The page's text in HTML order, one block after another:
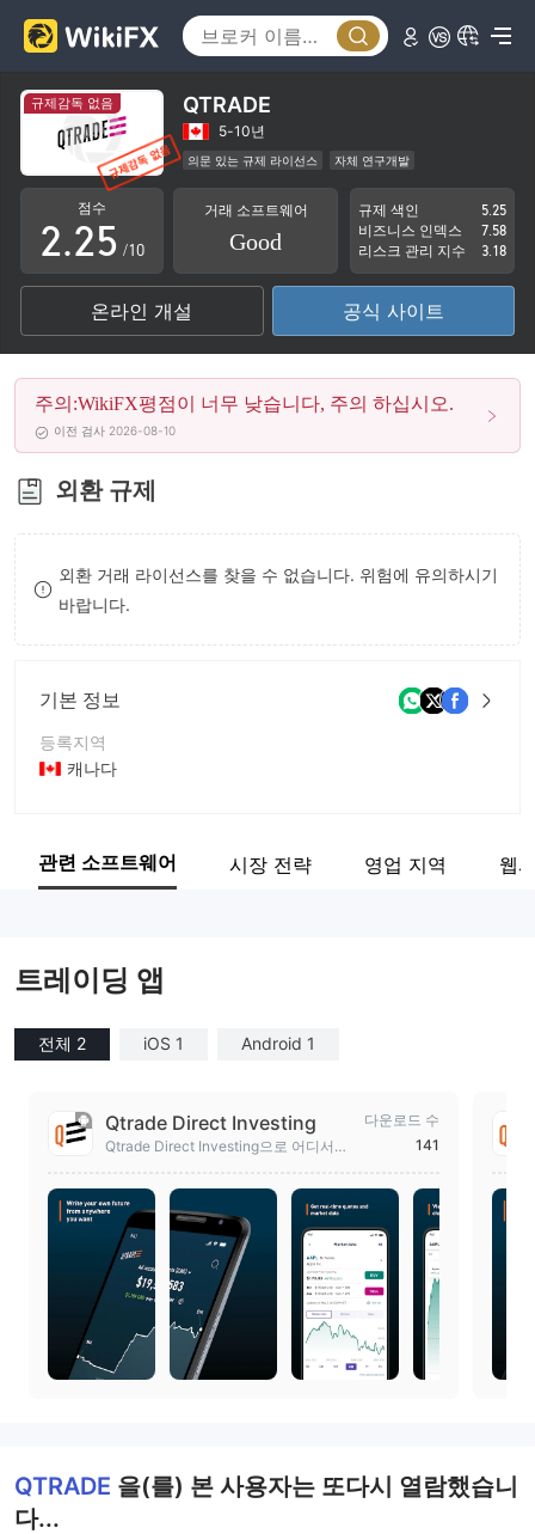
규제감독 없음 QTRADE
5-10년
의문 있는 규제 라이선스
자체 연구개발
잠재적 위험성이 높음
점수
0
1
2
3
4
5
6
7
8
9
.
0
1
2
3
4
5
6
7
8
9
1
2
3
4
5
6
7
8
9
/10
거래 소프트웨어
Good
규제 색인
5.25
비즈니스 인덱스
7.58
리스크 관리 지수
3.18
온라인 개설 공식 사이트
주의:WikiFX평점이 너무 낮습니다, 주의 하십시오.
이전 검사 2026-08-10
외환 규제
외환 거래 라이선스를 찾을 수 없습니다. 위험에 유의하시기
바랍니다.
기본 정보
등록지역
캐나다
회사 전체 이름
관련 소프트웨어 시장 전략 영업 지역 웹
트레이딩 앱
전체 2 iOS 1 Android 1
Qtrade Direct Investing
Qtrade Direct Investing으로 어디서나
다운로드 수
141
QTRADE 을(를) 본 사용자는 또다시 열람했습니
다...